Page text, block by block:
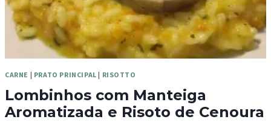
CARNE | PRATO PRINCIPAL | RISOTTO
Lombinhos com Manteiga
Aromatizada e Risoto de Cenoura